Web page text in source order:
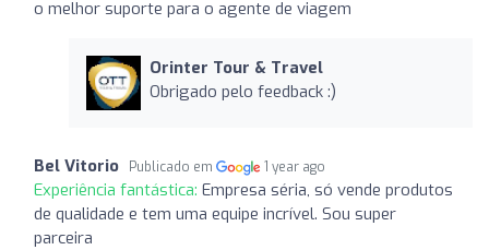
o melhor suporte para o agente de viagem
Orinter Tour & Travel
Obrigado pelo feedback :)
Bel Vitorio Publicado em 1 year ago
Experiência fantástica: Empresa séria, só vende produtos
de qualidade e tem uma equipe incrível. Sou super
parceira